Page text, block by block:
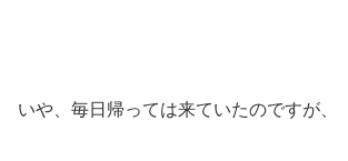
いや、毎日帰っては来ていたのですが、